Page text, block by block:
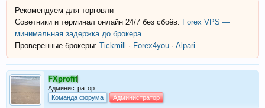
Рекомендуем для торговли
Советники и терминал онлайн 24/7 без сбоёв: Forex VPS —
минимальная задержка до брокера
Проверенные брокеры: Tickmill · Forex4you · Alpari
FXprofit
Администратор
Команда форума
Администратор